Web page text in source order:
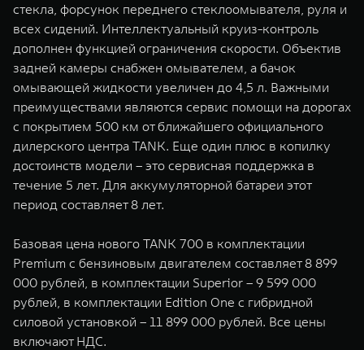
стекла, форсунок переднего стеклоомывателя, руля и
всех сидений. Интеллектуальный круиз-контроль
дополнен функцией ограничения скорости. Объектив
задней камеры снабжен омывателем, а бачок
омывающей жидкости увеличен до 4,5 л. Важными
преимуществами являются сервис помощи на дорогах
с покрытием 500 км от ближайшего официального
дилерского центра TANK. Еще один плюс в копилку
достоинств модели – это сервисная поддержка в
течение 5 лет. Для аккумуляторной батареи этот
период составляет 8 лет.
Базовая цена нового TANK 700 в комплектации
Premium с бензиновым двигателем составляет 8 899
000 рублей, в комплектации Superior – 9 599 000
рублей, в комплектации Edition One с гибридной
силовой установкой – 11 899 000 рублей. Все цены
включают НДС.